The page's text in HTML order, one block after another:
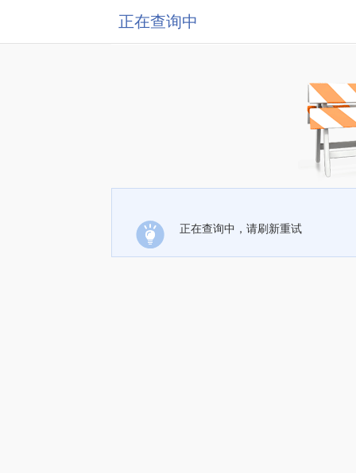
正在查询中
正在查询中，请刷新重试